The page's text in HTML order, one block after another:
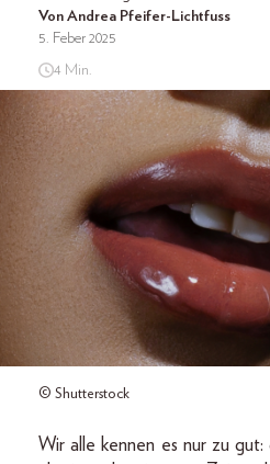
Von Andrea Pfeifer-Lichtfuss
5. Feber 2025
4 Min.
© Shutterstock
Wir alle kennen es nur zu